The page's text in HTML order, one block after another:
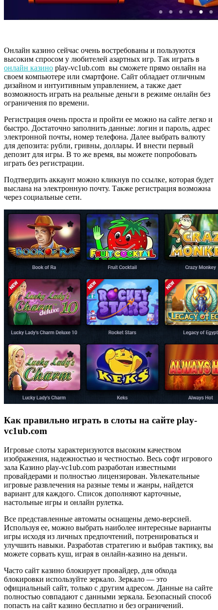
Онлайн казино сейчас очень востребованы и пользуются
высоким спросом у любителей азартных игр. Так играть в
онлайн казино play-vc1ub.com вы сможете прямо онлайн на
своем компьютере или смартфоне. Сайт обладает отличным
дизайном и интуитивным управлением, а также дает
возможность играть на реальные деньги в режиме онлайн без
ограничения по времени.
Регистрация очень проста и пройти ее можно на сайте легко и
быстро. Достаточно заполнить данные: логин и пароль, адрес
электронной почты, номер телефона. Далее выбрать валюту
для депозита: рубли, гривны, доллары. И внести первый
депозит для игры. В то же время, вы можете попробовать
играть без регистрации.
Подтвердить аккаунт можно кликнув по ссылке, которая будет
выслана на электронную почту. Также регистрация возможна
через социальные сети.
Как правильно играть в слоты на сайте play-
vc1ub.com
Игровые слоты характеризуются высоким качеством
изображения, надежностью и честностью. Весь софт игрового
зала Казино play-vc1ub.com разработан известными
провайдерами и полностью лицензирован. Увлекательные
игровые развлечения на разные темы и жанры, найдется
вариант для каждого. Список дополняют карточные,
настольные игры и онлайн рулетка.
Все представленные автоматы оснащены демо-версией.
Используя ее, можно выбрать наиболее интересные варианты
игры исходя из личных предпочтений, потренироваться и
улучшить навыки. Разработав стратегию и выбрав тактику, вы
можете сорвать куш, играя в онлайн-казино на деньги.
Часто сайт казино блокирует провайдер, для обхода
блокировки используйте зеркало. Зеркало — это
официальный сайт, только с другим адресом. Данные на сайте
полностью совпадают с данными зеркала. Безопасный способ
попасть на сайт казино бесплатно и без ограничений.